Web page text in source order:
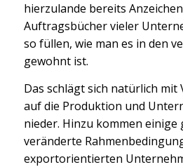
hierzulande bereits
Auftragsbücher vieler
so füllen, wie man es in den
gewohnt ist.
Das schlägt sich natürlich mit
auf die Produktion und
nieder. Hinzu kommen einige
veränderte
exportorientierten